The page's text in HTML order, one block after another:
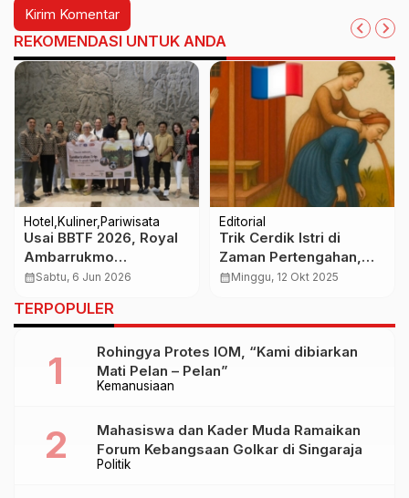
REKOMENDASI UNTUK ANDA
Hotel Kuliner Pariwisata
Usai BBTF 2026, Royal
Ambarrukmo
Yogyakarta Bidik
Kunjungan Agen
Perjalanan Slovakia
calendar_monthSabtu, 6 Jun 2026
Editorial
Trik Cerdik Istri di
Zaman Pertengahan,
Pelajaran Terselubung
calendar_monthMinggu, 12 Okt 2025
TERPOPULER
Kemanusiaan
Rohingya Protes IOM, “Kami dibiarkan
Mati Pelan – Pelan”
Politik
Mahasiswa dan Kader Muda Ramaikan
Forum Kebangsaan Golkar di Singaraja